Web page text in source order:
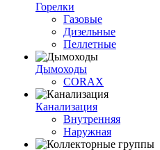
Горелки
Газовые
Дизельные
Пеллетные
Дымоходы
CORAX
Канализация
Внутренняя
Наружная